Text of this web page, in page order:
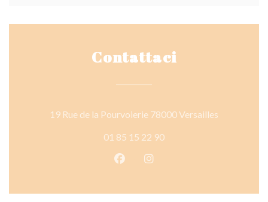
Contattaci
19 Rue de la Pourvoierie 78000 Versailles
01 85 15 22 90
Facebook ((apre una nuova
Instagram ((apre una